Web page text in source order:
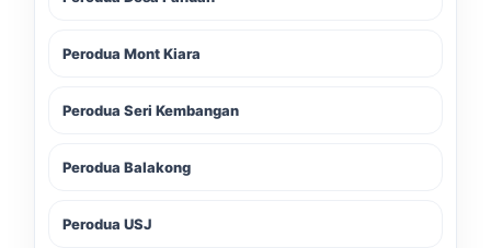
Perodua Mont Kiara
Perodua Seri Kembangan
Perodua Balakong
Perodua USJ